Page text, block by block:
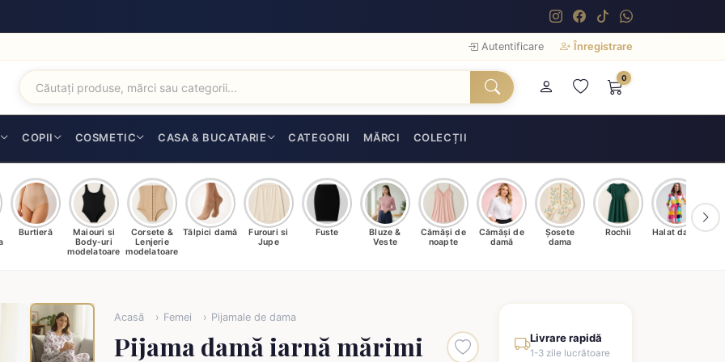
Autentificare Înregistrare
0
COPII COSMETIC CASA & BUCATARIE CATEGORII MĂRCI COLECȚII
Burtieră
Maiouri si
Body-uri
modelatoare
Corsete &
Lenjerie
modelatoare
Tălpici damă
Furouri si
Jupe
Fuste
Bluze &
Veste
Cămăși de
noapte
Cămăși de
damă
Șosete
dama
Rochii Halat damă
Acasă Femei Pijamale de dama
Pijama damă iarnă mărimi
Livrare rapidă
1-3 zile lucrătoare